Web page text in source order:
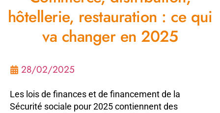
hôtellerie, restauration : ce qui
va changer en 2025
28/02/2025
Les lois de finances et de financement de la
Sécurité sociale pour 2025 contiennent des